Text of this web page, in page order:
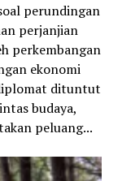
perundingan
perjanjian
perkembangan
ekonomi
dituntut
budaya,
peluang...